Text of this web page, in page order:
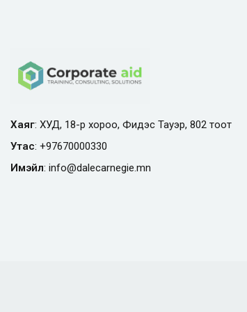
Хаяг: ХУД, 18-р хороо, Фидэс Тауэр, 802 тоот
Утас: +97670000330
Имэйл: info@dalecarnegie.mn